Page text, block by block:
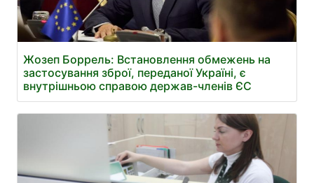
Жозеп Боррель: Встановлення обмежень на
застосування зброї, переданої Україні, є
внутрішньою справою держав-членів ЄС